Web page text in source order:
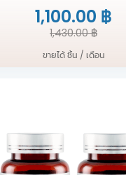
1,430.00฿
Original
price
1,100.00 ฿
Current
price
ขายได้ ชิ้น / เดือน